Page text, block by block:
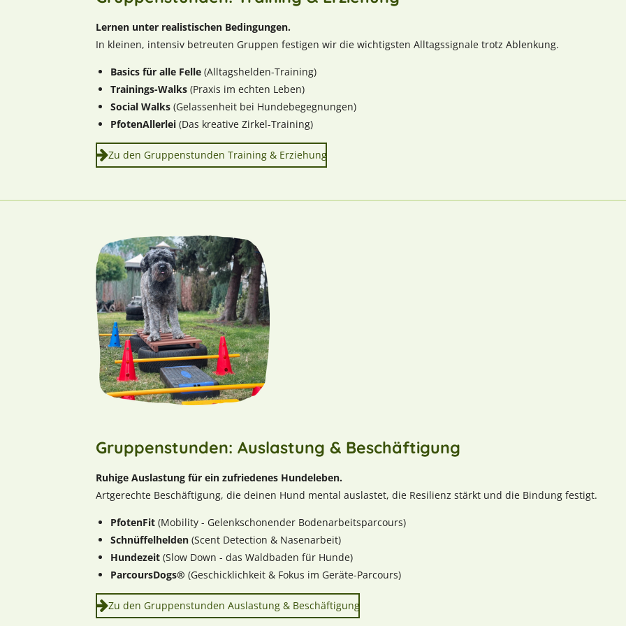
Lernen unter realistischen Bedingungen.
In kleinen, intensiv betreuten Gruppen festigen wir die wichtigsten Alltagssignale trotz Ablenkung.
Basics für alle Felle (Alltagshelden-Training)
Trainings-Walks (Praxis im echten Leben)
Social Walks (Gelassenheit bei Hundebegegnungen)
PfotenAllerlei (Das kreative Zirkel-Training)
Zu den Gruppenstunden Training & Erziehung
Gruppenstunden: Auslastung & Beschäftigung
Ruhige Auslastung für ein zufriedenes Hundeleben.
Artgerechte Beschäftigung, die deinen Hund mental auslastet, die Resilienz stärkt und die Bindung festigt.
PfotenFit (Mobility - Gelenkschonender Bodenarbeitsparcours)
Schnüffelhelden (Scent Detection & Nasenarbeit)
Hundezeit (Slow Down - das Waldbaden für Hunde)
ParcoursDogs® (Geschicklichkeit & Fokus im Geräte-Parcours)
Zu den Gruppenstunden Auslastung & Beschäftigung